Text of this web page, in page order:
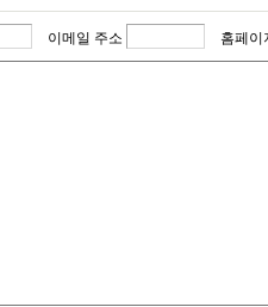
이메일 주소 홈페이